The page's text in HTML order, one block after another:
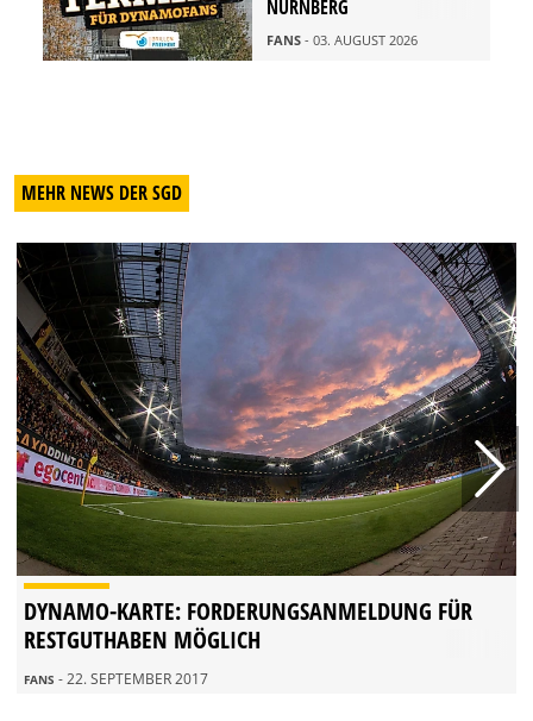
NÜRNBERG
FANS - 03. AUGUST 2026
MEHR NEWS DER SGD
DYNAMO-KARTE: FORDERUNGSANMELDUNG FÜR
RESTGUTHABEN MÖGLICH
FANS - 22. SEPTEMBER 2017